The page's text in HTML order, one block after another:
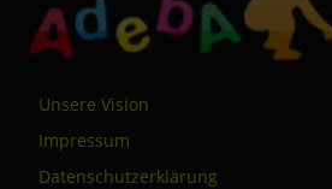
Unsere Vision
Impressum
Datenschutzerklärung